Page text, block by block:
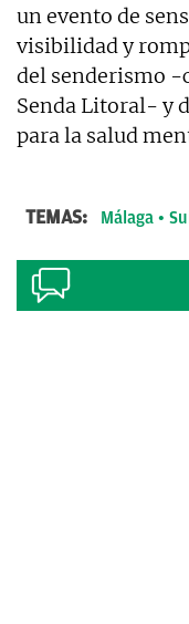
un evento de
visibilidad y
del senderismo -
Senda Litoral- y
para la salud
TEMAS: Málaga